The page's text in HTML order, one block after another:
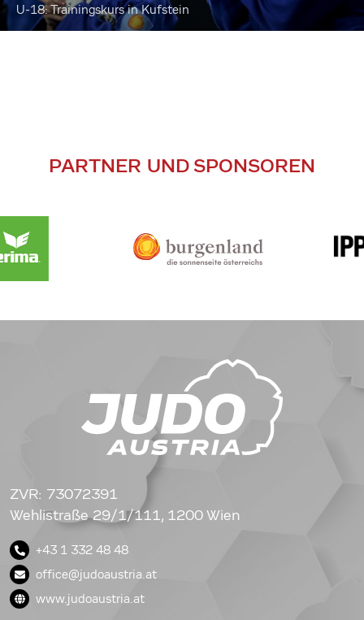
U-18: Trainingskurs in Kufstein
PARTNER UND SPONSOREN
ZVR: 73072391
Wehlistraße 29/1/111, 1200 Wien
+43 1 332 48 48
office@judoaustria.at
www.judoaustria.at